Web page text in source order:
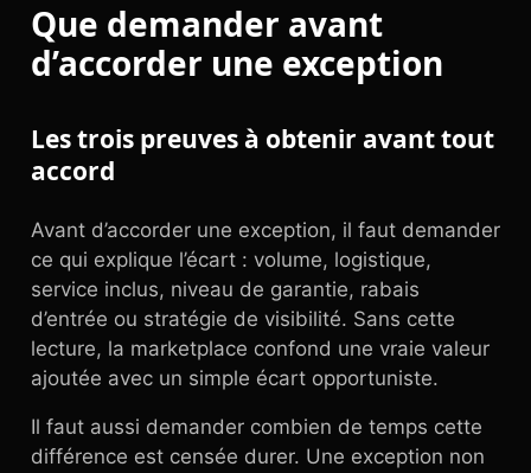
Que demander avant
d’accorder une exception
Les trois preuves à obtenir avant tout
accord
Avant d’accorder une exception, il faut demander
ce qui explique l’écart : volume, logistique,
service inclus, niveau de garantie, rabais
d’entrée ou stratégie de visibilité. Sans cette
lecture, la marketplace confond une vraie valeur
ajoutée avec un simple écart opportuniste.
Il faut aussi demander combien de temps cette
différence est censée durer. Une exception non